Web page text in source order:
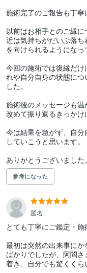
施術完了のご報告も丁寧
以前はお相手とのご縁
近は気持ちがだいぶ落
を向けられるようになっ
今回の施術では復縁だ
れや自分自身の状態に
した。
施術後のメッセージも
改めて振り返るきっかけ
今は結果を急がず、自
していこうと思います。
ありがとうございました。
参考になった
匿名
とても丁寧にご鑑定・施
最初は突然の出来事に
ばかりでしたが、阿閻
着き、自分でも驚くくら